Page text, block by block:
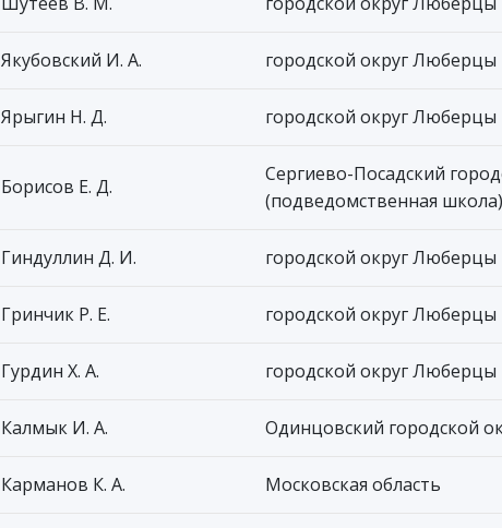
Якубовский И. А. городской округ Люберцы
Ярыгин Н. Д. городской округ Люберцы
Борисов Е. Д.
Сергиево-Посадский
(подведомственная школа)
Гиндуллин Д. И. городской округ Люберцы
Гринчик Р. Е. городской округ Люберцы
Гурдин Х. А. городской округ Люберцы
Калмык И. А. Одинцовский городской
Карманов К. А. Московская область